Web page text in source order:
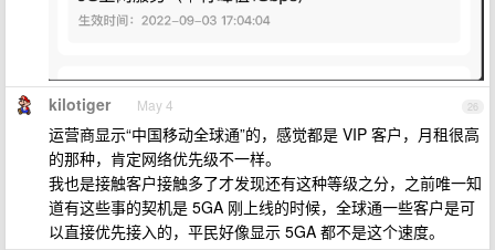
26
kilotiger May 4
运营商显示“中国移动全球通”的，感觉都是 VIP 客户，月租很高
的那种，肯定网络优先级不一样。
我也是接触客户接触多了才发现还有这种等级之分，之前唯一知
道有这些事的契机是 5GA 刚上线的时候，全球通一些客户是可
以直接优先接入的，平民好像显示 5GA 都不是这个速度。